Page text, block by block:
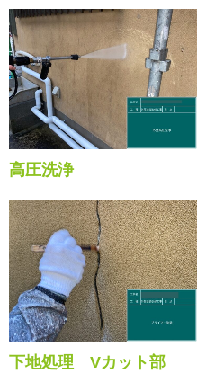
高圧洗浄
下地処理 Vカット部